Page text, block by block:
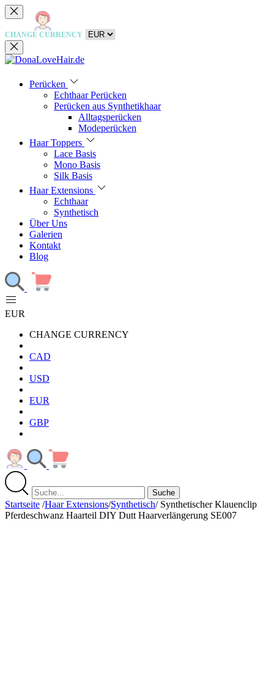
CHANGE CURRENCY
Perücken
Echthaar Perücken
Perücken aus Synthetikhaar
Alltagsperücken
Modeperücken
Haar Toppers
Lace Basis
Mono Basis
Silk Basis
Haar Extensions
Echthaar
Synthetisch
Über Uns
Galerien
Kontakt
Blog
EUR
CHANGE CURRENCY
CAD
USD
EUR
GBP
Suche
Startseite /Haar Extensions/Synthetisch/ Synthetischer Klauenclip
Pferdeschwanz Haarteil DIY Dutt Haarverlängerung SE007